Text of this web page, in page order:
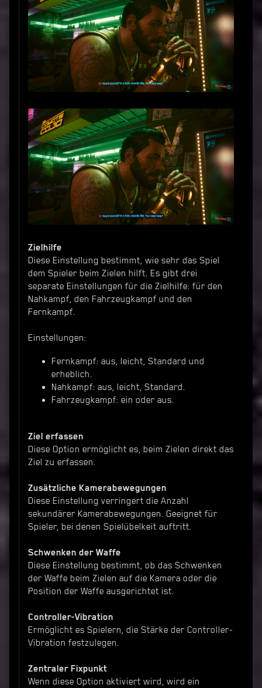
Zielhilfe
Diese Einstellung bestimmt, wie sehr das Spiel
dem Spieler beim Zielen hilft. Es gibt drei
separate Einstellungen für die Zielhilfe: für den
Nahkampf, den Fahrzeugkampf und den
Fernkampf.
Einstellungen:
Fernkampf: aus, leicht, Standard und
erheblich.
Nahkampf: aus, leicht, Standard.
Fahrzeugkampf: ein oder aus.
Ziel erfassen
Diese Option ermöglicht es, beim Zielen direkt das
Ziel zu erfassen.
Zusätzliche Kamerabewegungen
Diese Einstellung verringert die Anzahl
sekundärer Kamerabewegungen. Geeignet für
Spieler, bei denen Spielübelkeit auftritt.
Schwenken der Waffe
Diese Einstellung bestimmt, ob das Schwenken
der Waffe beim Zielen auf die Kamera oder die
Position der Waffe ausgerichtet ist.
Controller-Vibration
Ermöglicht es Spielern, die Stärke der Controller-
Vibration festzulegen.
Zentraler Fixpunkt
Wenn diese Option aktiviert wird, wird ein